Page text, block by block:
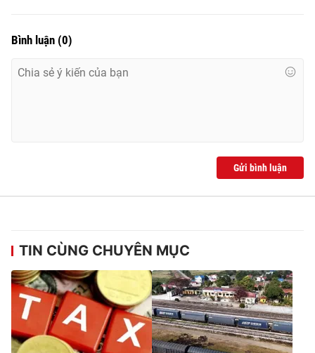
Bình luận (0)
Gửi bình luận
TIN CÙNG CHUYÊN MỤC